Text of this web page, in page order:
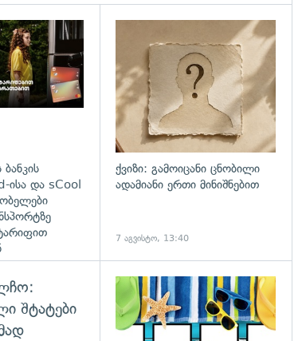
ისა და sCool
ქვიზი: გამოიცანი ცნობილი
ადამიანი ერთი მინიშნებით
7 აგვისტო, 13:40
შტატები